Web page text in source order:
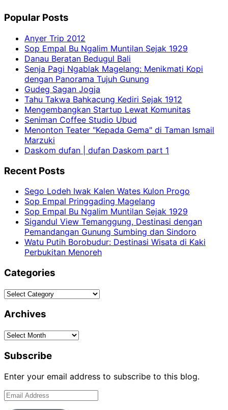
Popular Posts
Anyer Trip 2012
Sop Empal Bu Ngalim Muntilan Sejak 1929
Danau Beratan Bedugul Bali
Senja Pagi Ngablak Magelang: Menikmati Kopi
dengan Panorama Tujuh Gunung
Gudeg Sagan Jogja
Tahu Takwa Bahkacung Kediri Sejak 1912
Mengembangkan Startup Lewat Komunitas
Seniman Coffee Studio Ubud
Menonton Teater "Kepada Gema" di Taman Ismail
Marzuki
Daskom dufan | dufan Daskom part 1
Recent Posts
Sego Lodeh Iwak Kalen Wates Kulon Progo
Sop Empal Pringgading Magelang
Sop Empal Bu Ngalim Muntilan Sejak 1929
Sigandul View Temanggung, Destinasi dengan
Pemandangan Gunung Sumbing dan Sindoro
Watu Putih Borobudur: Destinasi Wisata di Kaki
Perbukitan Menoreh
Categories
Categories
Archives
Archives
Subscribe
Enter your email address to subscribe to this blog.
Email
Address